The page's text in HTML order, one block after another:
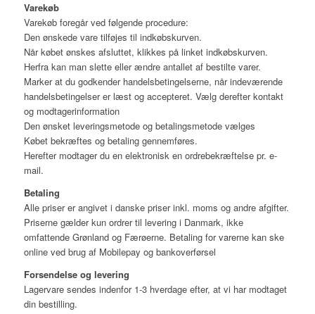
Varekøb
Varekøb foregår ved følgende procedure:
Den ønskede vare tilføjes til indkøbskurven.
Når købet ønskes afsluttet, klikkes på linket indkøbskurven.
Herfra kan man slette eller ændre antallet af bestilte varer.
Marker at du godkender handelsbetingelserne, når indeværende
handelsbetingelser er læst og accepteret. Vælg derefter kontakt
og modtagerinformation
Den ønsket leveringsmetode og betalingsmetode vælges
Købet bekræftes og betaling gennemføres.
Herefter modtager du en elektronisk en ordrebekræftelse pr. e-
mail.
Betaling
Alle priser er angivet i danske priser inkl. moms og andre afgifter.
Priserne gælder kun ordrer til levering i Danmark, ikke
omfattende Grønland og Færøerne. Betaling for varerne kan ske
online ved brug af Mobilepay og bankoverførsel
Forsendelse og levering
Lagervare sendes indenfor 1-3 hverdage efter, at vi har modtaget
din bestilling.